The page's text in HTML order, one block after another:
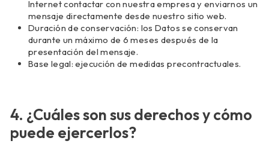
Internet contactar con nuestra empresa y enviarnos un
mensaje directamente desde nuestro sitio web.
Duración de conservación: los Datos se conservan
durante un máximo de 6 meses después de la
presentación del mensaje.
Base legal: ejecución de medidas precontractuales.
4. ¿Cuáles son sus derechos y cómo
puede ejercerlos?